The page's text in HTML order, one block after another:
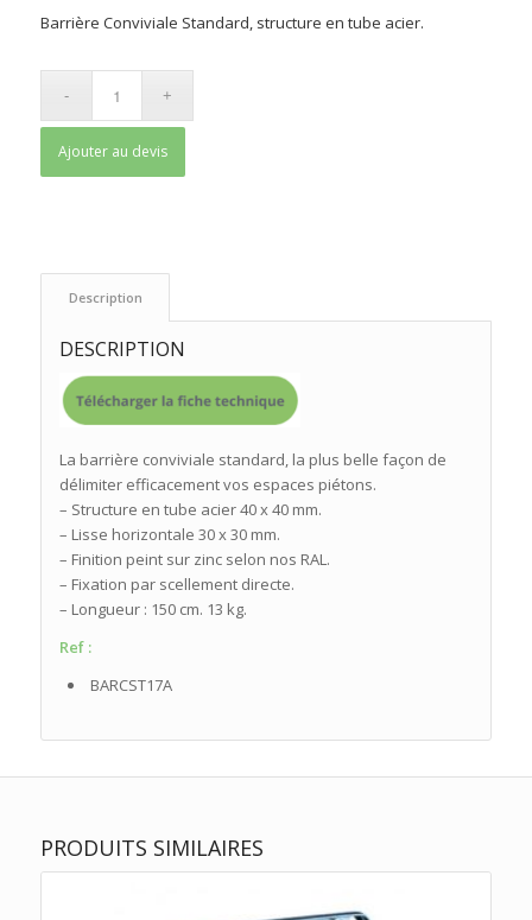
Barrière Conviviale Standard, structure en tube acier.
Ajouter au devis
Description
DESCRIPTION
La barrière conviviale standard, la plus belle façon de
délimiter efficacement vos espaces piétons.
– Structure en tube acier 40 x 40 mm.
– Lisse horizontale 30 x 30 mm.
– Finition peint sur zinc selon nos RAL.
– Fixation par scellement directe.
– Longueur : 150 cm. 13 kg.
Ref :
BARCST17A
PRODUITS SIMILAIRES